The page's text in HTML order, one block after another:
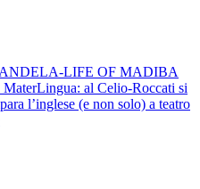
LIFE OF MADIBA
MaterLingua: al Celio-Roccati si
l’inglese (e non solo) a teatro